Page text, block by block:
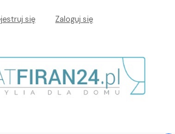
się Zaloguj się